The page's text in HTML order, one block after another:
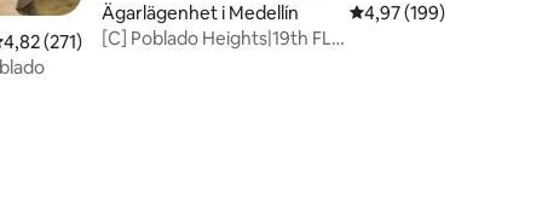
av 5 i genomsnittligt betyg, 271 omdömen
4,82 (271)
Ägarlägenhet i Medellín 4,97 av 5 i
4,97 (199)
[C] Poblado Heights|19th FL